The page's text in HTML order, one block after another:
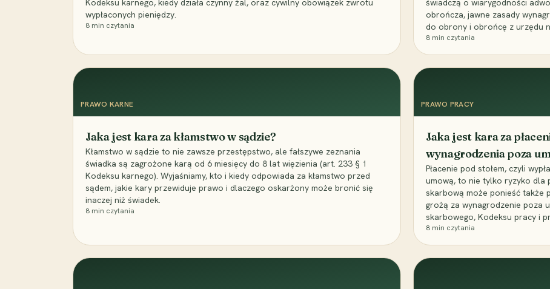
Kodeksu karnego, kiedy działa czynny żal, oraz cywilny obowiązek zwrotu
wypłaconych pieniędzy.
8 min czytania
świadczą o wiarygodności
obrończa, jawne zasady
do obrony i obrońcę z urzędu
8 min czytania
PRAWO KARNE
Jaka jest kara za kłamstwo w sądzie?
Kłamstwo w sądzie to nie zawsze przestępstwo, ale fałszywe zeznania
świadka są zagrożone karą od 6 miesięcy do 8 lat więzienia (art. 233 § 1
Kodeksu karnego). Wyjaśniamy, kto i kiedy odpowiada za kłamstwo przed
sądem, jakie kary przewiduje prawo i dlaczego oskarżony może bronić się
inaczej niż świadek.
8 min czytania
PRAWO PRACY
Jaka jest kara za
wynagrodzenia poza
Płacenie pod stołem, czyli
umową, to nie tylko ryzyko dla
skarbową może ponieść także
grożą za wynagrodzenie poza
skarbowego, Kodeksu pracy i
8 min czytania